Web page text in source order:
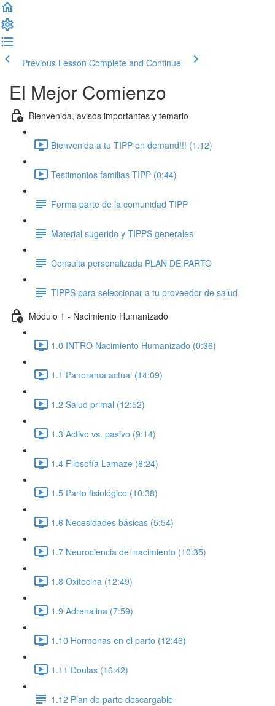
Previous Lesson Complete and Continue
El Mejor Comienzo
Bienvenida, avisos importantes y temario
Bienvenida a tu TIPP on demand!!! (1:12)
Testimonios familias TIPP (0:44)
Forma parte de la comunidad TIPP
Material sugerido y TIPPS generales
Consulta personalizada PLAN DE PARTO
TIPPS para seleccionar a tu proveedor de salud
Módulo 1 - Nacimiento Humanizado
1.0 INTRO Nacimiento Humanizado (0:36)
1.1 Panorama actual (14:09)
1.2 Salud primal (12:52)
1.3 Activo vs. pasivo (9:14)
1.4 Filosofía Lamaze (8:24)
1.5 Parto fisiológico (10:38)
1.6 Necesidades básicas (5:54)
1.7 Neurociencia del nacimiento (10:35)
1.8 Oxitocina (12:49)
1.9 Adrenalina (7:59)
1.10 Hormonas en el parto (12:46)
1.11 Doulas (16:42)
1.12 Plan de parto descargable